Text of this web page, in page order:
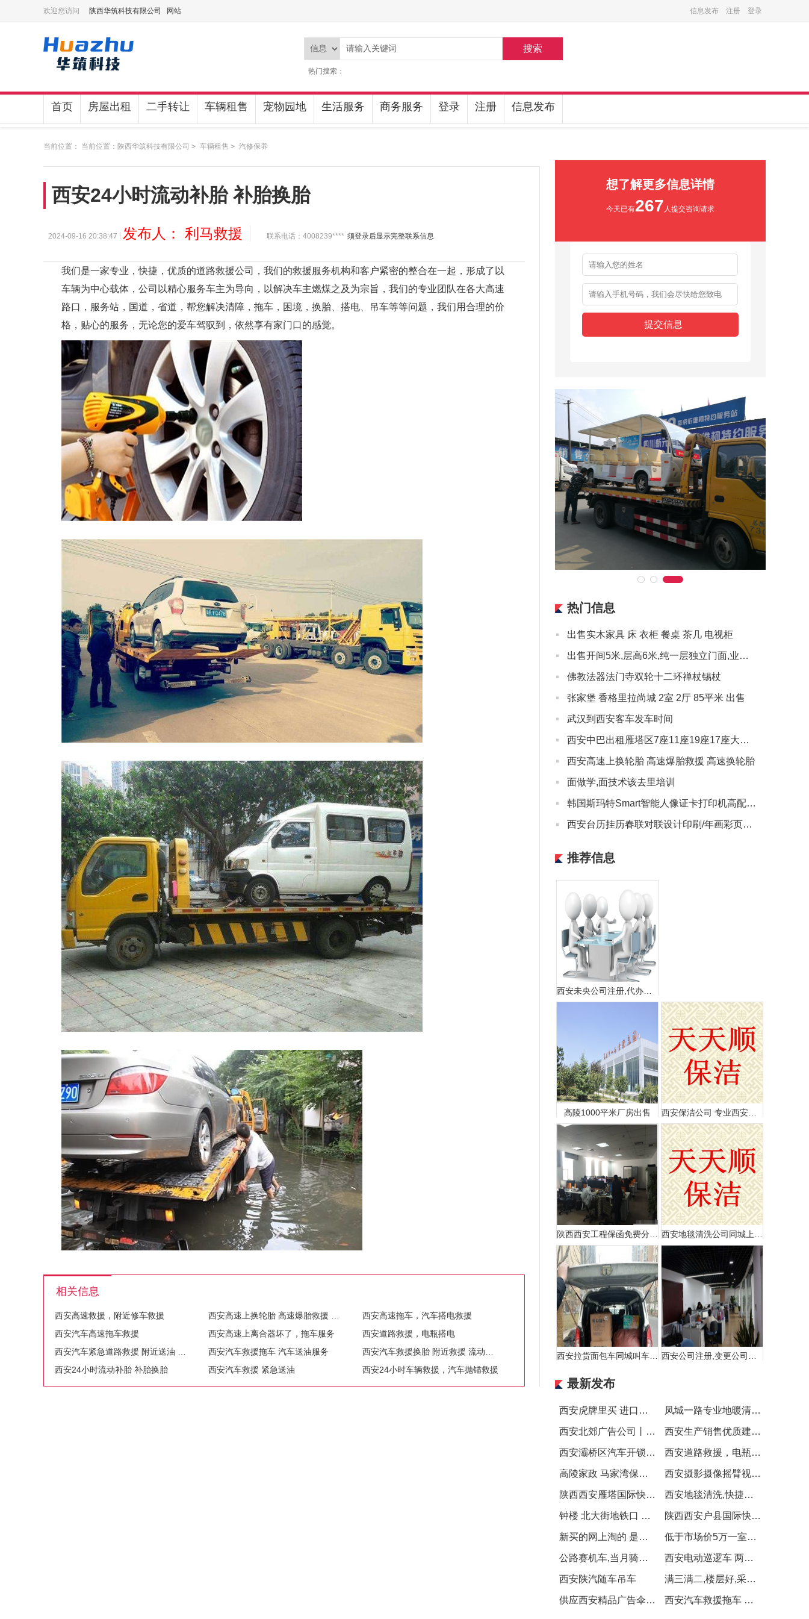
欢迎您访问 陕西华筑科技有限公司 网站 信息发布 注册 登录
搜索
热门搜索：
首页 房屋出租 二手转让 车辆租售 宠物园地 生活服务 商务服务 登录 注册 信息发布
当前位置： 当前位置： 陕西华筑科技有限公司 > 车辆租售 > 汽修保养
西安24小时流动补胎 补胎换胎
2024-09-16 20:38:47 发布人： 利马救援 联系电话：4008239**** 须登录后显示完整联系信息
我们是一家专业，快捷，优质的道路救援公司，我们的救援服务机构和客户紧密的整合在一起，形成了以
车辆为中心载体，公司以精心服务车主为导向，以解决车主燃煤之及为宗旨，我们的专业团队在各大高速
路口，服务站，国道，省道，帮您解决清障，拖车，困境，换胎、搭电、吊车等等问题，我们用合理的价
格，贴心的服务，无论您的爱车驾驭到，依然享有家门口的感觉。
相关信息
西安高速救援，附近修车救援
西安高速拖车，汽车搭电救援
西安汽车高速拖车救援
西安高速上离合器坏了，拖车服务
西安道路救援，电瓶搭电
西安汽车救援拖车 汽车送油服务
西安24小时流动补胎 补胎换胎
西安汽车救援 紧急送油 西安24小时车辆救援，汽车抛锚救援
想了解更多信息详情
今天已有267 人提交咨询请求
热门信息
· 出售实木家具 床 衣柜 餐桌 茶几 电视柜
· 出售开间5米,层高6米,纯一层独立门面,业态不限
· 佛教法器法门寺双轮十二环禅杖锡杖
· 张家堡 香格里拉尚城 2室 2厅 85平米 出售
· 武汉到西安客车发车时间
· 西安中巴出租雁塔区7座11座19座17座大中巴出租赁包客车
· 西安高速上换轮胎 高速爆胎救援 高速换轮胎
· 面做学,面技术该去里培训
· 韩国斯玛特Smart智能人像证卡打印机高配置低
· 西安台历挂历春联对联设计印刷/年画彩页宣传册联单收据不干胶
推荐信息
高陵1000平米厂房出售
宇辰推广 1800平大差市临街独立空铺急租地铁口
最新发布
西安虎牌里买 进口虎牌 商务礼品杯子 印字虎牌杯子批发 凤城一路专业地暖清洗,暖气片清洗,打压
西安北郊广告公司丨西安画册设计制作印刷丨西安手提袋制作 西安生产销售优质建筑材料、环保建材,你想要的都有
西安灞桥区汽车开锁公司电话 西安道路救援，电瓶搭电
高陵家政 马家湾保洁 马家湾家政 高陵保洁 西安摄影摄像摇臂视频制作宣传片会议活动直播
陕西西安雁塔国际快递专寄粉沫液体纯电池食品化妆品茶叶电子产品 西安地毯清洗,快捷速干清洗,泡沫机器清洗地毯
钟楼 北大街地铁口 骡马市 安远门 北门 回民街 单间 陕西西安户县国际快递专寄粉沫液体纯电池食品化妆品茶叶电子产品
新买的网上淘的 是小孩子骑得 低于市场价5万一室可改两室公园旁地铁口海荣名城可按揭
公路赛机车,当月骑走下个月再给三五百元 西安电动巡逻车 两轮巡逻车 四轮电动巡逻车 城管执法专用车
西安陕汽随车吊车 满三满二,楼层好,采光充足,配套齐全,交通便利
供应西安精品广告伞 雨伞雨具 西安广告帐篷 遮阳伞 西安汽车救援拖车 汽车送油服务